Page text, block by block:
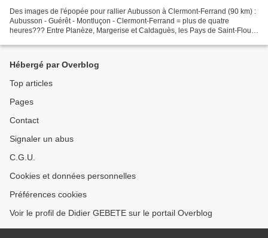
Des images de l'épopée pour rallier Aubusson à Clermont-Ferrand (90 km) :
Aubusson - Guérêt - Montluçon - Clermont-Ferrand = plus de quatre
heures??? Entre Planèze, Margerise et Caldaguès, les Pays de Saint-Flour
Hébergé par Overblog
Top articles
Pages
Contact
Signaler un abus
C.G.U.
Cookies et données personnelles
Préférences cookies
Voir le profil de Didier GEBETE sur le portail Overblog